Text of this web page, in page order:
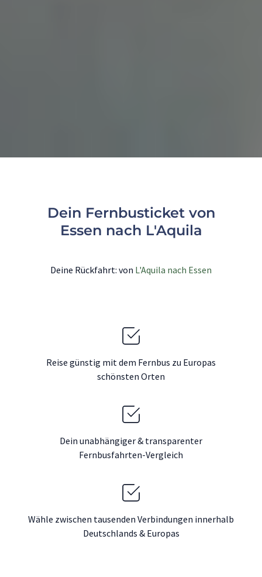
Dein Fernbusticket von
Essen nach L'Aquila
Deine Rückfahrt: von L'Aquila nach Essen
Reise günstig mit dem Fernbus zu Europas
schönsten Orten
Dein unabhängiger & transparenter
Fernbusfahrten-Vergleich
Wähle zwischen tausenden Verbindungen innerhalb
Deutschlands & Europas